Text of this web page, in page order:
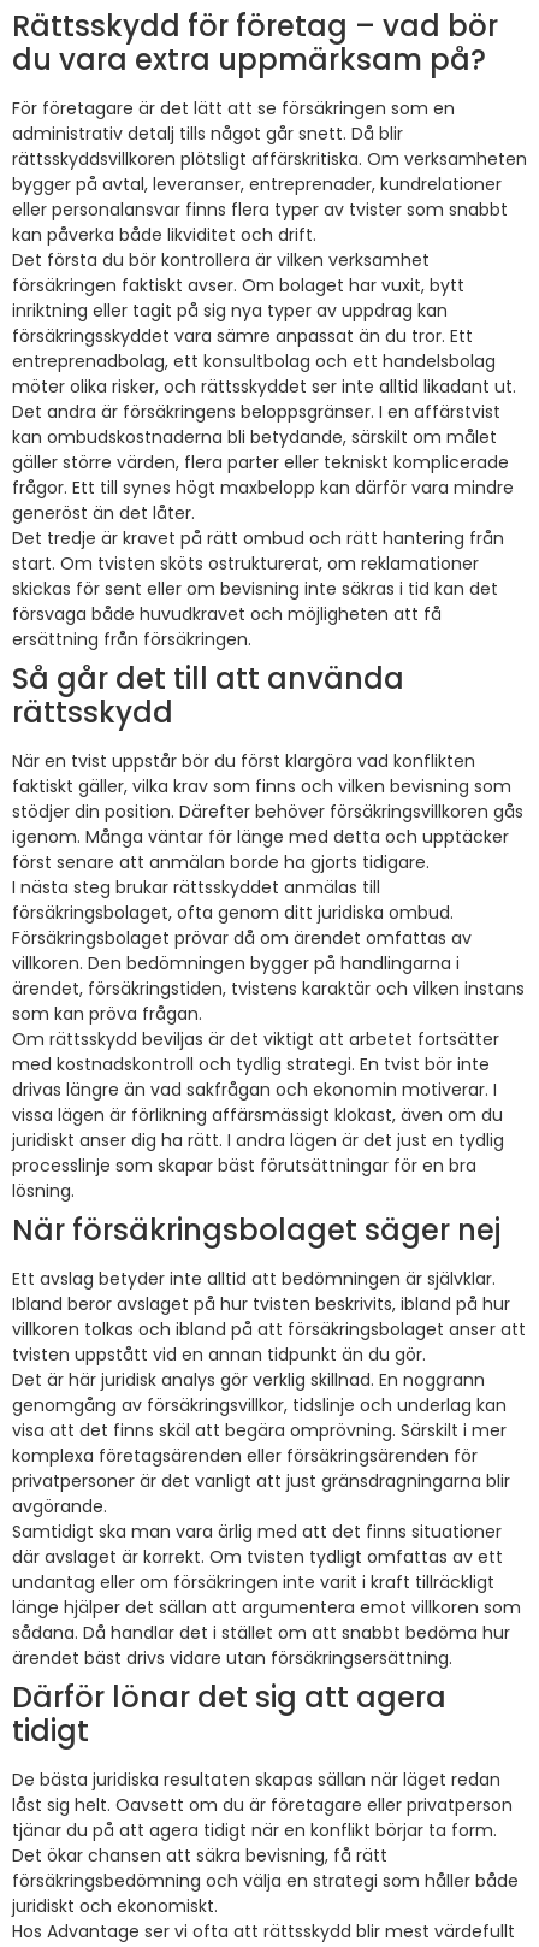
Rättsskydd för företag – vad bör
du vara extra uppmärksam på?
För företagare är det lätt att se försäkringen som en
administrativ detalj tills något går snett. Då blir
rättsskyddsvillkoren plötsligt affärskritiska. Om verksamheten
bygger på avtal, leveranser, entreprenader, kundrelationer
eller personalansvar finns flera typer av tvister som snabbt
kan påverka både likviditet och drift.
Det första du bör kontrollera är vilken verksamhet
försäkringen faktiskt avser. Om bolaget har vuxit, bytt
inriktning eller tagit på sig nya typer av uppdrag kan
försäkringsskyddet vara sämre anpassat än du tror. Ett
entreprenadbolag, ett konsultbolag och ett handelsbolag
möter olika risker, och rättsskyddet ser inte alltid likadant ut.
Det andra är försäkringens beloppsgränser. I en affärstvist
kan ombudskostnaderna bli betydande, särskilt om målet
gäller större värden, flera parter eller tekniskt komplicerade
frågor. Ett till synes högt maxbelopp kan därför vara mindre
generöst än det låter.
Det tredje är kravet på rätt ombud och rätt hantering från
start. Om tvisten sköts ostrukturerat, om reklamationer
skickas för sent eller om bevisning inte säkras i tid kan det
försvaga både huvudkravet och möjligheten att få
ersättning från försäkringen.
Så går det till att använda
rättsskydd
När en tvist uppstår bör du först klargöra vad konflikten
faktiskt gäller, vilka krav som finns och vilken bevisning som
stödjer din position. Därefter behöver försäkringsvillkoren gås
igenom. Många väntar för länge med detta och upptäcker
först senare att anmälan borde ha gjorts tidigare.
I nästa steg brukar rättsskyddet anmälas till
försäkringsbolaget, ofta genom ditt juridiska ombud.
Försäkringsbolaget prövar då om ärendet omfattas av
villkoren. Den bedömningen bygger på handlingarna i
ärendet, försäkringstiden, tvistens karaktär och vilken instans
som kan pröva frågan.
Om rättsskydd beviljas är det viktigt att arbetet fortsätter
med kostnadskontroll och tydlig strategi. En tvist bör inte
drivas längre än vad sakfrågan och ekonomin motiverar. I
vissa lägen är förlikning affärsmässigt klokast, även om du
juridiskt anser dig ha rätt. I andra lägen är det just en tydlig
processlinje som skapar bäst förutsättningar för en bra
lösning.
När försäkringsbolaget säger nej
Ett avslag betyder inte alltid att bedömningen är självklar.
Ibland beror avslaget på hur tvisten beskrivits, ibland på hur
villkoren tolkas och ibland på att försäkringsbolaget anser att
tvisten uppstått vid en annan tidpunkt än du gör.
Det är här juridisk analys gör verklig skillnad. En noggrann
genomgång av försäkringsvillkor, tidslinje och underlag kan
visa att det finns skäl att begära omprövning. Särskilt i mer
komplexa företagsärenden eller försäkringsärenden för
privatpersoner är det vanligt att just gränsdragningarna blir
avgörande.
Samtidigt ska man vara ärlig med att det finns situationer
där avslaget är korrekt. Om tvisten tydligt omfattas av ett
undantag eller om försäkringen inte varit i kraft tillräckligt
länge hjälper det sällan att argumentera emot villkoren som
sådana. Då handlar det i stället om att snabbt bedöma hur
ärendet bäst drivs vidare utan försäkringsersättning.
Därför lönar det sig att agera
tidigt
De bästa juridiska resultaten skapas sällan när läget redan
låst sig helt. Oavsett om du är företagare eller privatperson
tjänar du på att agera tidigt när en konflikt börjar ta form.
Det ökar chansen att säkra bevisning, få rätt
försäkringsbedömning och välja en strategi som håller både
juridiskt och ekonomiskt.
Hos Advantage ser vi ofta att rättsskydd blir mest värdefullt